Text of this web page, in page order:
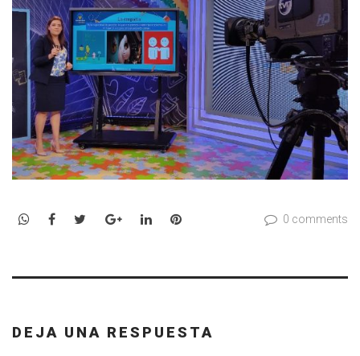
WhatsApp
Facebook
TwitterGoogle+LinkedInPinterest 0 comments
DEJA UNA RESPUESTA